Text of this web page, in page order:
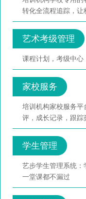
转化全流程追踪，让
艺术考级管理
课程计划，考级中心
家校服务
培训机构家校服务平
评，成长记录，跟踪
学生管理
艺步学生管理系统
一堂课都不漏过